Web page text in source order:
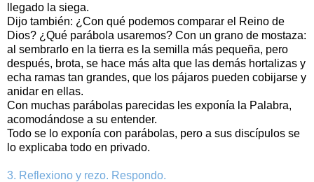
llegado la siega.
Dijo también: ¿Con qué podemos comparar el Reino de
Dios? ¿Qué parábola usaremos? Con un grano de mostaza:
al sembrarlo en la tierra es la semilla más pequeña, pero
después, brota, se hace más alta que las demás hortalizas y
echa ramas tan grandes, que los pájaros pueden cobijarse y
anidar en ellas.
Con muchas parábolas parecidas les exponía la Palabra,
acomodándose a su entender.
Todo se lo exponía con parábolas, pero a sus discípulos se
lo explicaba todo en privado.
3. Reflexiono y rezo. Respondo.